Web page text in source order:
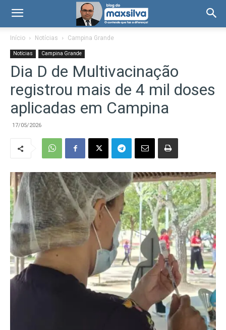
Início Notícias Campina Grande
Notícias Campina Grande
Dia D de Multivacinação
registrou mais de 4 mil doses
aplicadas em Campina
17/05/2026